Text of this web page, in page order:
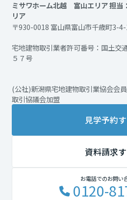
ミサワホーム北越 富山エリア 担当
リア
〒930-0018 富山県富山市千歳町3-
宅地建物取引業者許可番号：国土交
５７号
(公社)新潟県宅地建物取引業協会会
取引協議会加盟
見学予約
資料請求
お電話でのお問い
0120-